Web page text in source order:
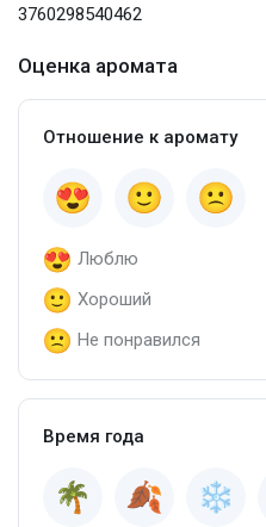
3760298540462
Оценка аромата
Отношение к аромату
Люблю
Хороший
Не понравился
Время года